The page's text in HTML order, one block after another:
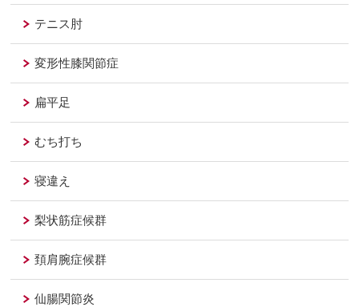
テニス肘
変形性膝関節症
扁平足
むち打ち
寝違え
梨状筋症候群
頚肩腕症候群
仙腸関節炎